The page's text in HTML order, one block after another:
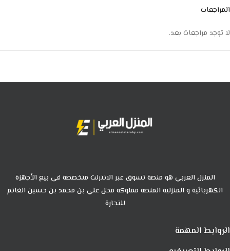
المراجعات
لا توجد مراجعات بعد.
المنزل العربي هو منصة تسوق عبر الانترنت متخصصة في بيع الأجهزة
الكهربائية و المنزلية المنصة مملوكه محل علي بن محمد بن حسين الغانم
للتجارة
الروابط المهمة